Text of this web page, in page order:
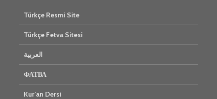
Türkçe Resmi Site
Türkçe Fetva Sitesi
العربية
ФАТВА
Kur’an Dersi